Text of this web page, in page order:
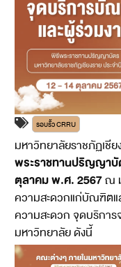
รอบรั้ว CRRU
มหาวิทยาลัยราชภัฏเชี
พระราชทานปริญญาบั
ตุลาคม พ.ศ. 2567ณ ม
ความสะดวกแก่บัณฑิตแ
ความสะดวก จุดบริการ
มหาวิทยาลัย ดังนี้